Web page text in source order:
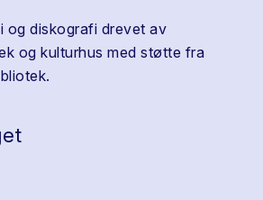
og diskografi drevet av
og kulturhus med støtte fra